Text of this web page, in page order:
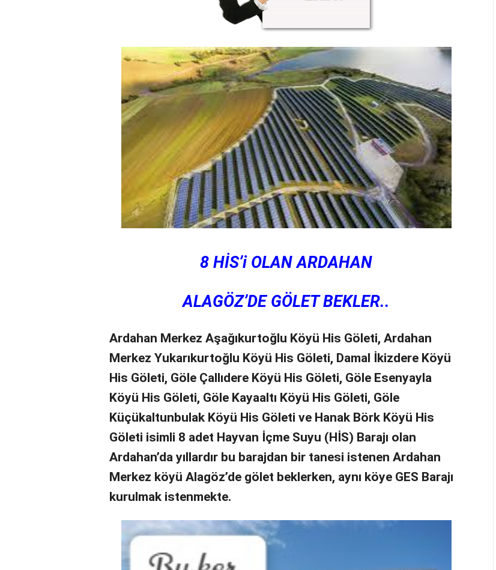
8 HİS’i OLAN ARDAHAN
ALAGÖZ’DE GÖLET BEKLER..
Ardahan Merkez Aşağıkurtoğlu Köyü His Göleti, Ardahan
Merkez Yukarıkurtoğlu Köyü His Göleti, Damal İkizdere Köyü
His Göleti, Göle Çallıdere Köyü His Göleti, Göle Esenyayla
Köyü His Göleti, Göle Kayaaltı Köyü His Göleti, Göle
Küçükaltunbulak Köyü His Göleti ve Hanak Börk Köyü His
Göleti isimli 8 adet Hayvan İçme Suyu (HİS) Barajı olan
Ardahan’da yıllardır bu barajdan bir tanesi istenen Ardahan
Merkez köyü Alagöz’de gölet beklerken, aynı köye GES Barajı
kurulmak istenmekte.